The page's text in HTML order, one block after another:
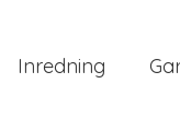
Inredning